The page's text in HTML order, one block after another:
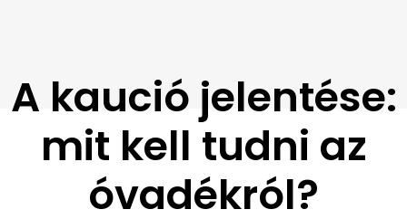
A kaució jelentése:
mit kell tudni az
óvadékról?